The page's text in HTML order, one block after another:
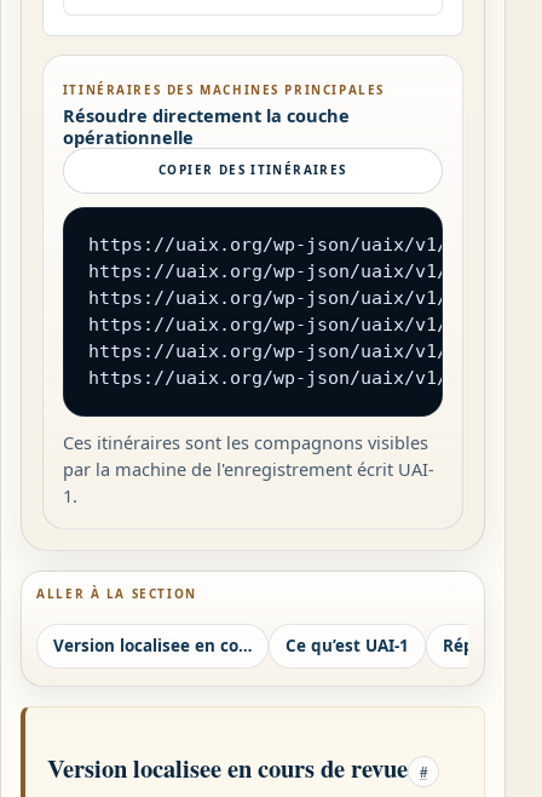
ITINÉRAIRES DES MACHINES PRINCIPALES
Résoudre directement la couche
opérationnelle
COPIER DES ITINÉRAIRES
https://uaix.org/wp-json/uaix/v1/field-
https://uaix.org/wp-json/uaix/v1/
https://uaix.org/wp-json/uaix/v1/trust-
https://uaix.org/wp-json/uaix/v1/error-
https://uaix.org/wp-json/uaix/v1/
https://uaix.org/wp-json/uaix/v1/
Ces itinéraires sont les compagnons visibles
par la machine de l'enregistrement écrit UAI-
1.
ALLER À LA SECTION
Version localisee en cours de revue Ce qu’est UAI-1
Version localisee en cours de revue #